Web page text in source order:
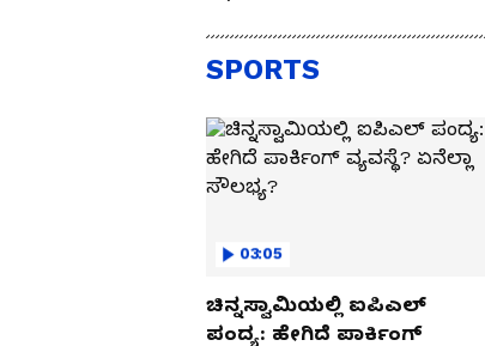
SPORTS
03:05
ಚಿನ್ನಸ್ವಾಮಿಯಲ್ಲಿ ಐಪಿಎಲ್‌
ಪಂದ್ಯ: ಹೇಗಿದೆ ಪಾರ್ಕಿಂಗ್